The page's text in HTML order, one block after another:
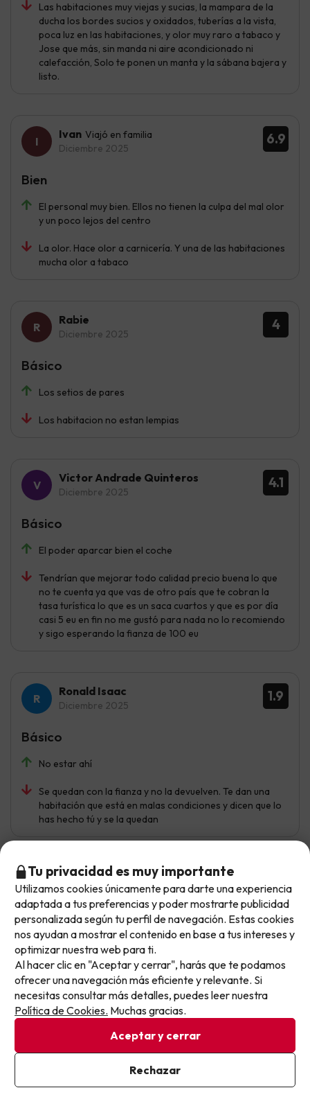
Las habitaciones muy viejas y sucias, la mampara de la
ducha los bordes sucios y oxidados, tuberías a la vista,
poca luz en las habitaciones, y olor muy raro a tabaco y
Jose que más, sin manda ni aire acondicionado ni
calefacción, Solo te ponen un manta y la sábana bajera y
listo.
6.9
Ivan Viajó en familia
Diciembre 2025
El personal muy bien. Ellos no tienen la culpa del mal olor
y un poco lejos del centro
La olor. Hace olor a carnicería. Y una de las habitaciones
mucha olor a tabaco
Bien
4
Rabie
Diciembre 2025
Los setios de pares
Los habitacion no estan lempias
Básico
4.1
Victor Andrade Quinteros
Diciembre 2025
El poder aparcar bien el coche
Tendrían que mejorar todo calidad precio buena lo que
no te cuenta ya que vas de otro país que te cobran la
tasa turística lo que es un saca cuartos y que es por día
casi 5 eu en fin no me gustó para nada no lo recomiendo
y sigo esperando la fianza de 100 eu
Básico
1.9
Ronald Isaac
Diciembre 2025
No estar ahí
Se quedan con la fianza y no la devuelven. Te dan una
habitación que está en malas condiciones y dicen que lo
has hecho tú y se la quedan
Básico
Juan Alexander Viajó en familia
Diciembre 2025
La estancia estuvo genial los empleados del hotel son
muy amables quedo muy satisfecho. El desalluno muy
bien
Todo muy bien
Excelente
No llegas tarde: llegas al siguiente.
Este chollo ya ha caducado, pero cada día lanzamos
nuevas oportunidades para viajar mejor y pagar
menos.
Apúntate y que el próximo no se te escape.
Pon tu mejor e-mail
Ya estoy suscrito
Al suscribirte, confirmas haber leído y estar de acuerdo con la
Tu privacidad es muy importante
Utilizamos cookies únicamente para darte una experiencia
adaptada a tus preferencias y poder mostrarte publicidad
personalizada según tu perfil de navegación. Estas cookies
nos ayudan a mostrar el contenido en base a tus intereses y
optimizar nuestra web para ti.
Al hacer clic en "Aceptar y cerrar", harás que te podamos
ofrecer una navegación más eficiente y relevante. Si
necesitas consultar más detalles, puedes leer nuestra
Política de Cookies. Muchas gracias.
Aceptar y cerrar
Rechazar